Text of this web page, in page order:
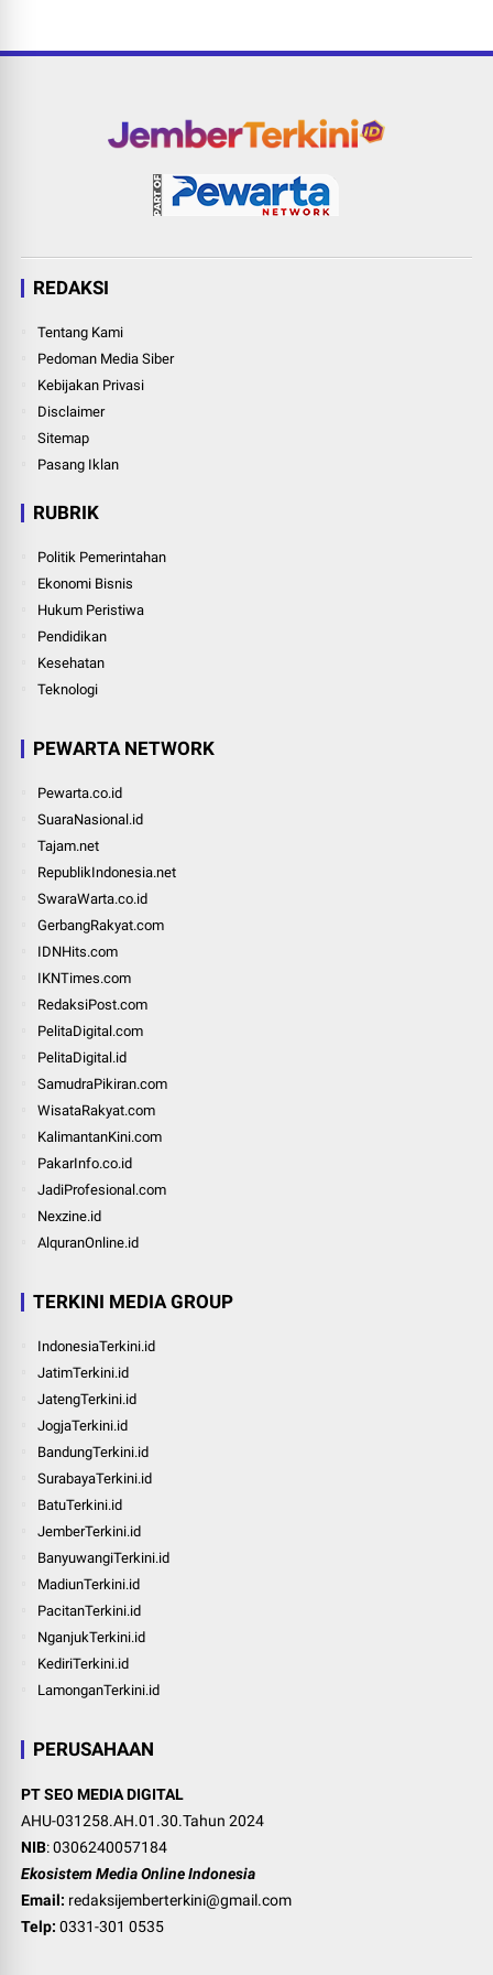
REDAKSI
Tentang Kami
Pedoman Media Siber
Kebijakan Privasi
Disclaimer
Sitemap
Pasang Iklan
RUBRIK
Politik Pemerintahan
Ekonomi Bisnis
Hukum Peristiwa
Pendidikan
Kesehatan
Teknologi
PEWARTA NETWORK
Pewarta.co.id
SuaraNasional.id
Tajam.net
RepublikIndonesia.net
SwaraWarta.co.id
GerbangRakyat.com
IDNHits.com
IKNTimes.com
RedaksiPost.com
PelitaDigital.com
PelitaDigital.id
SamudraPikiran.com
WisataRakyat.com
KalimantanKini.com
PakarInfo.co.id
JadiProfesional.com
Nexzine.id
AlquranOnline.id
TERKINI MEDIA GROUP
IndonesiaTerkini.id
JatimTerkini.id
JatengTerkini.id
JogjaTerkini.id
BandungTerkini.id
SurabayaTerkini.id
BatuTerkini.id
JemberTerkini.id
BanyuwangiTerkini.id
MadiunTerkini.id
PacitanTerkini.id
NganjukTerkini.id
KediriTerkini.id
LamonganTerkini.id
PERUSAHAAN
PT SEO MEDIA DIGITAL
AHU-031258.AH.01.30.Tahun 2024
NIB: 0306240057184
Ekosistem Media Online Indonesia
Email: redaksijemberterkini@gmail.com
Telp: 0331-301 0535